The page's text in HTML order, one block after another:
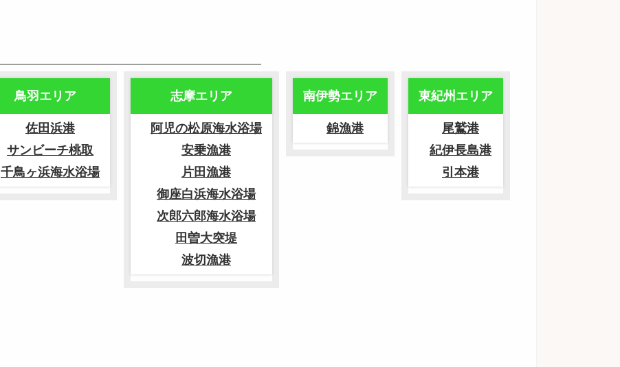
鳥羽エリア
佐田浜港
サンビーチ桃取
千鳥ヶ浜海水浴場
志摩エリア
阿児の松原海水浴場
安乗漁港
片田漁港
御座白浜海水浴場
次郎六郎海水浴場
田曽大突堤
波切漁港
南伊勢エリア
錦漁港
東紀州エリア
尾鷲港
紀伊長島港
引本港